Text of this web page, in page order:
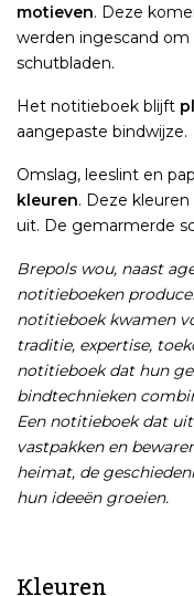
motieven. Deze
werden ingescand
schutbladen.
Het notitieboek blijft
aangepaste bindwijze.
Omslag, leeslint en
kleuren. Deze
uit. De gemarmerde
Brepols wou, naast
notitieboeken
notitieboek kwamen
traditie, expertise,
notitieboek dat hun
bindtechnieken
Een notitieboek dat
vastpakken en
heimat, de
hun ideeën groeien.